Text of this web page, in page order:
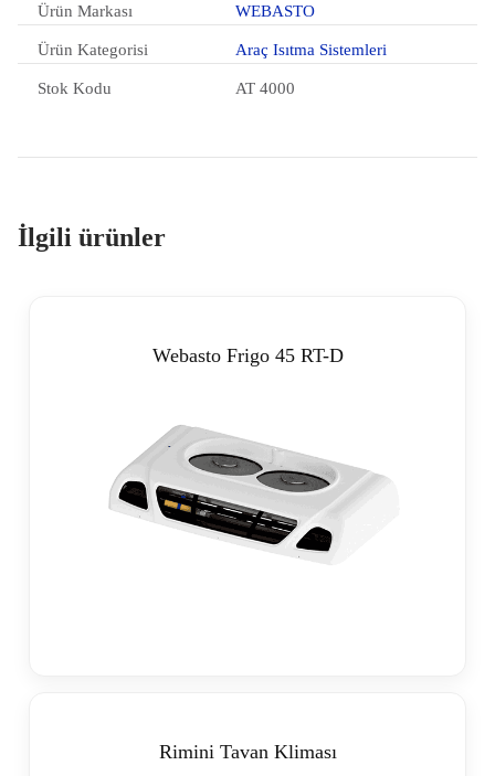
Ürün Markası WEBASTO
Ürün Kategorisi Araç Isıtma Sistemleri
Stok Kodu AT 4000
İlgili ürünler
Webasto Frigo 45 RT-D
Rimini Tavan Kliması